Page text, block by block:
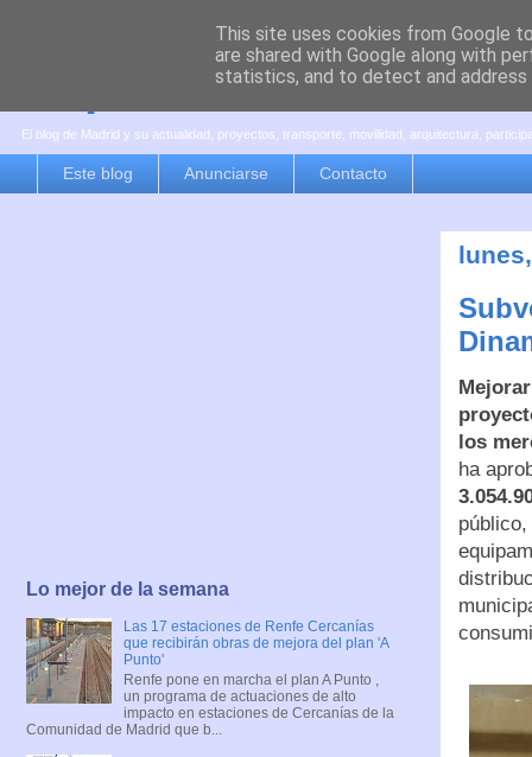
es por madrid
El blog de Madrid y su actualidad, proyectos, transporte, movilidad, arquitectura,
Este blog Anunciarse Contacto
los
ha
Lo mejor de la semana
Las 17 estaciones de Renfe Cercanías
que recibirán obras de mejora del plan 'A
Punto'
Renfe pone en marcha el plan A Punto ,
un programa de actuaciones de alto
impacto en estaciones de Cercanías de la
Comunidad de Madrid que b...
This site uses cookies from Google
are shared with Google along with
statistics, and to detect and address